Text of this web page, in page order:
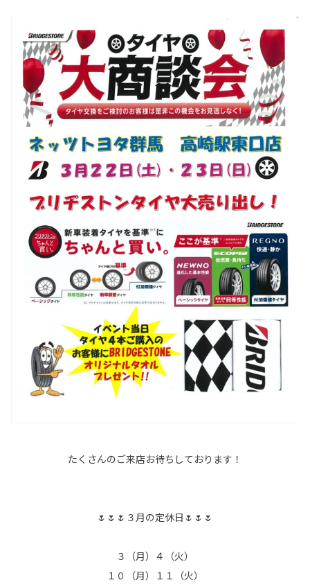
たくさんのご来店お待ちしております！
🌷🌷🌷３月の定休日🌷🌷🌷
３（月）４（火）
１０（月）１１（火）